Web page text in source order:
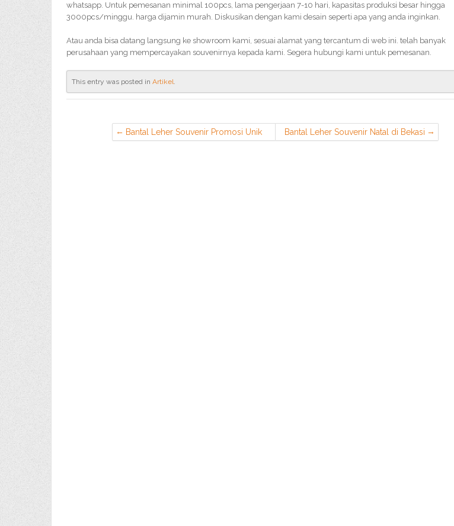
whatsapp. Untuk pemesanan minimal 100pcs, lama pengerjaan 7-10 hari, kapasitas produksi besar hingga
3000pcs/minggu. harga dijamin murah. Diskusikan dengan kami desain seperti apa yang anda inginkan.
Atau anda bisa datang langsung ke showroom kami, sesuai alamat yang tercantum di web ini. telah banyak
perusahaan yang mempercayakan souvenirnya kepada kami. Segera hubungi kami untuk pemesanan.
This entry was posted in Artikel.
Bantal Leher Souvenir Promosi Unik
di Bogor Selatan
Bantal Leher Souvenir Natal di Bekasi
Utara